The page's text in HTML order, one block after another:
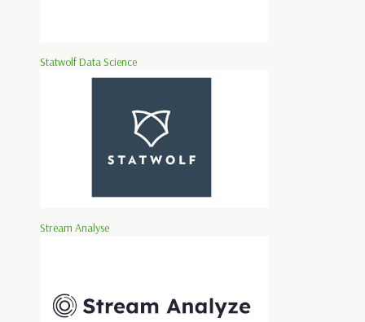
Statwolf Data Science
Stream Analyse